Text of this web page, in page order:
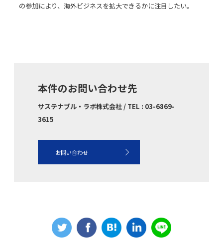
の参加により、海外ビジネスを拡大できるかに注目したい。
本件のお問い合わせ先
サステナブル・ラボ株式会社 / TEL : 03-6869-
3615
お問い合わせ